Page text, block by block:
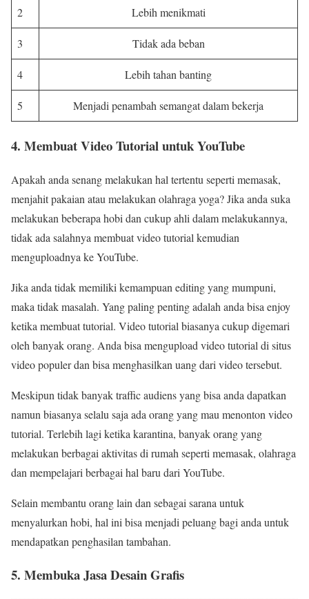
2 Lebih menikmati
3 Tidak ada beban
4 Lebih tahan banting
5 Menjadi penambah semangat dalam bekerja
4. Membuat Video Tutorial untuk YouTube
Apakah anda senang melakukan hal tertentu seperti memasak,
menjahit pakaian atau melakukan olahraga yoga? Jika anda suka
melakukan beberapa hobi dan cukup ahli dalam melakukannya,
tidak ada salahnya membuat video tutorial kemudian
menguploadnya ke YouTube.
Jika anda tidak memiliki kemampuan editing yang mumpuni,
maka tidak masalah. Yang paling penting adalah anda bisa enjoy
ketika membuat tutorial. Video tutorial biasanya cukup digemari
oleh banyak orang. Anda bisa mengupload video tutorial di situs
video populer dan bisa menghasilkan uang dari video tersebut.
Meskipun tidak banyak traffic audiens yang bisa anda dapatkan
namun biasanya selalu saja ada orang yang mau menonton video
tutorial. Terlebih lagi ketika karantina, banyak orang yang
melakukan berbagai aktivitas di rumah seperti memasak, olahraga
dan mempelajari berbagai hal baru dari YouTube.
Selain membantu orang lain dan sebagai sarana untuk
menyalurkan hobi, hal ini bisa menjadi peluang bagi anda untuk
mendapatkan penghasilan tambahan.
5. Membuka Jasa Desain Grafis